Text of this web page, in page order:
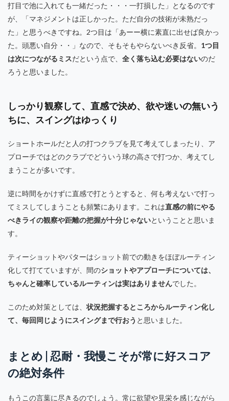
打目で池に入れても一緒だった・・・一打損した」となるのです
が、「マネジメントは正しかった。ただ自分の技術が未熟だっ
た」と思うべきですね。2つ目は「あーー横に素直に出せば良かっ
た。頭悪い自分・・」なので、そもそもやらないべき反省。 1つ目
は次につながるミスだという点で、 全く落ち込む必要はないのだ
ろうと思いました。
しっかり観察して、直感で決め、欲や迷いの無いう
ちに、スイングはゆっくり
ショートホールだと人の打つクラブを見て考えてしまったり、ア
プローチではどのクラブでどういう球の高さで打つか、考えてし
まうことが多いです。
逆に時間をかけずに直感で打とうとすると、何も考えないで打っ
てミスしてしまうことも頻繁にあります。これは直感の前にやる
べきライの観察や距離の把握が十分じゃないということと思いま
す。
ティーショットやパターはショット前での動きをほぼルーティン
化して打てていますが、間のショットやアプローチについては、
ちゃんと確率しているルーティンは実はありませんでした。
このため対策としては、状況把握するところからルーティン化し
て、毎回同じようにスイングまで行おう と思いました。
まとめ | 忍耐・我慢こそが常に好スコア
の絶対条件
もうこの言葉に尽きるのでしょう。常に欲望や見栄を感じながら